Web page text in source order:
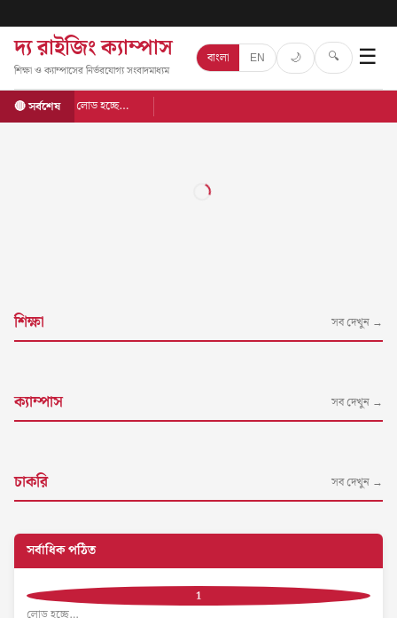
দ্য রাইজিং ক্যাম্পাস
শিক্ষা ও ক্যাম্পাসের নির্ভরযোগ্য সংবাদমাধ্যম
বাংলা EN 🌙 🔍 ☰
🔴 সর্বশেষ লোড হচ্ছে…
শিক্ষা সব দেখুন →
ক্যাম্পাস সব দেখুন →
চাকরি সব দেখুন →
সর্বাধিক পঠিত
লোড হচ্ছে…